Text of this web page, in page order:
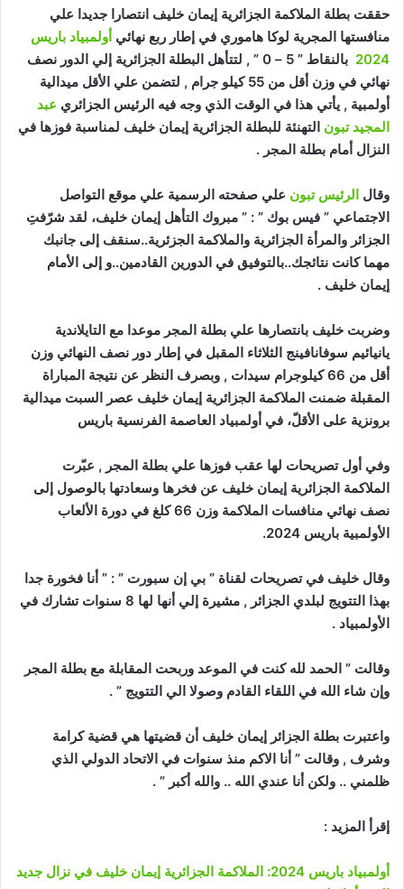
حققت بطلة الملاكمة الجزائرية إيمان خليف انتصارا جديدا علي
منافستها المجرية لوكا هاموري في إطار ربع نهائي أولمبياد باريس
2024
بالنقاط ” 5 – 0 ” , لتتأهل البطلة الجزائرية إلي الدور نصف
نهائي في وزن أقل من 55 كيلو جرام , لتضمن علي الأقل ميدالية
أولمبية , يأتي هذا في الوقت الذي وجه فيه الرئيس الجزائري عبد
المجيد تبون التهنئة للبطلة الجزائرية إيمان خليف لمناسبة فوزها في
النزال أمام بطلة المجر .
وقال الرئيس تبون علي صفحته الرسمية علي موقع التواصل
الاجتماعي ” فيس بوك ” : ” مبروك التأهل إيمان خليف، لقد شرّفتِ
الجزائر والمرأة الجزائرية والملاكمة الجزئرية..سنقف إلى جانبك
مهما كانت نتائجك..بالتوفيق في الدورين القادمين..و إلى الأمام
إيمان خليف .
وضربت خليف بانتصارها علي بطلة المجر موعدا مع التايلاندية
يانيائيم سوفانافينج الثلاثاء المقبل في إطار دور نصف النهائي وزن
أقل من 66 كيلوجرام سيدات , وبصرف النظر عن نتيجة المباراة
المقبلة ضمنت الملاكمة الجزائرية إيمان خليف عصر السبت ميدالية
برونزية على الأقلّ، في أولمبياد العاصمة الفرنسية باريس
وفي أول تصريحات لها عقب فوزها علي بطلة المجر , عبّرت
الملاكمة الجزائرية إيمان خليف عن فخرها وسعادتها بالوصول إلى
نصف نهائي منافسات الملاكمة وزن 66 كلغ في دورة الألعاب
الأولمبية باريس 2024.
وقال خليف في تصريحات لقناة ” بي إن سبورت ” : ” أنا فخورة جدا
بهذا التتويج لبلدي الجزائر , مشيرة إلي أنها لها 8 سنوات تشارك في
الأولمبياد .
وقالت ” الحمد لله كنت في الموعد وربحت المقابلة مع بطلة المجر
وإن شاء الله في اللقاء القادم وصولا الي التتويج ” .
واعتبرت بطلة الجزائر إيمان خليف أن قضيتها هي قضية كرامة
وشرف , وقالت ” أنا الاكم منذ سنوات في الاتحاد الدولي الذي
ظلمني .. ولكن أنا عندي الله .. والله أكبر ” .
إقرأ المزيد :
أولمبياد باريس 2024: الملاكمة الجزائرية إيمان خليف في نزال جديد